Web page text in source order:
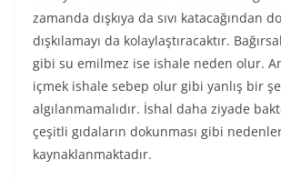
zamanda dışkıya da sıvı katacağından
dışkılamayı da kolaylaştıracaktır.
gibi su emilmez ise ishale neden olur.
içmek ishale sebep olur gibi yanlış bir
algılanmamalıdır. İshal daha ziyade
çeşitli gıdaların dokunması gibi
kaynaklanmaktadır.